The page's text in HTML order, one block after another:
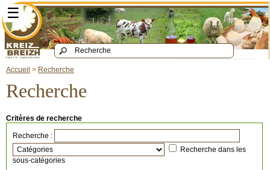
☰
Accueil > Recherche
Recherche
Critères de recherche
Recherche :
Recherche dans les
sous-catégories